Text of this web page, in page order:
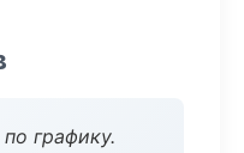
графику.